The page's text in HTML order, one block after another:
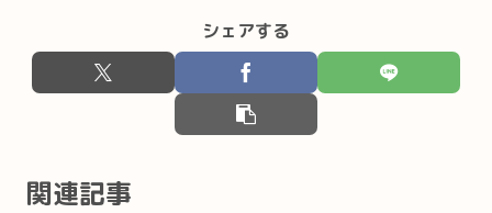
シェアする
関連記事